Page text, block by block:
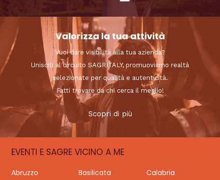
Valorizza la tua attività
Vuoi dare visibilità alla tua azienda?
Unisciti al circuito SAGRITALY, promuoviamo realtà
selezionate per qualità e autenticità.
Fatti trovare da chi cerca il meglio!
Scopri di più
EVENTI E SAGRE VICINO A ME
Abruzzo Basilicata
Calabria